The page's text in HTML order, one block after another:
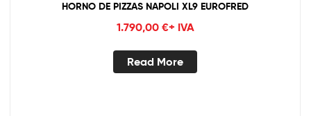
HORNO DE PIZZAS NAPOLI XL9 EUROFRED
1.790,00 €+ IVA
Read More